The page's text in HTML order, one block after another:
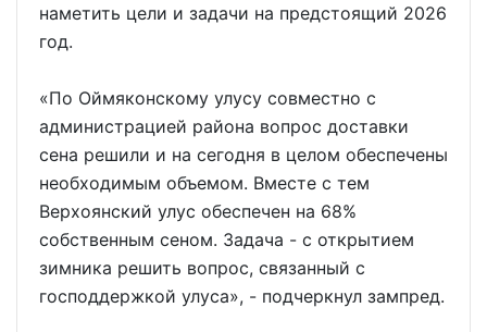
наметить цели и задачи на предстоящий 2026
год.
«По Оймяконскому улусу совместно с
администрацией района вопрос доставки
сена решили и на сегодня в целом обеспечены
необходимым объемом. Вместе с тем
Верхоянский улус обеспечен на 68%
собственным сеном. Задача - с открытием
зимника решить вопрос, связанный с
господдержкой улуса», - подчеркнул зампред.